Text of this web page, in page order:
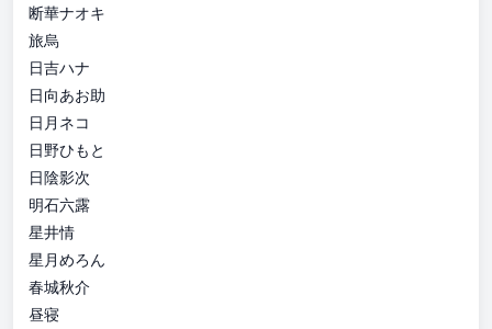
断華ナオキ
旅烏
日吉ハナ
日向あお助
日月ネコ
日野ひもと
日陰影次
明石六露
星井情
星月めろん
春城秋介
昼寝